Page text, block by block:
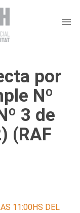
menu
por
Nº
3 de
(RAF
11:00HS DEL